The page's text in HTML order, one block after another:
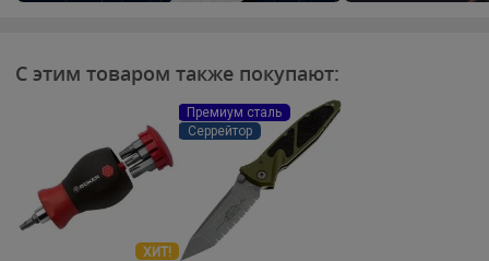
С этим товаром также покупают:
ХИТ!
Премиум сталь
Серрейтор